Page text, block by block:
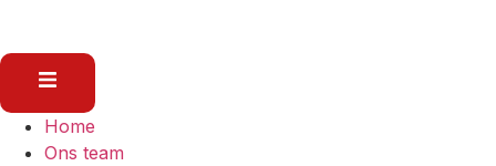
Home
Ons team